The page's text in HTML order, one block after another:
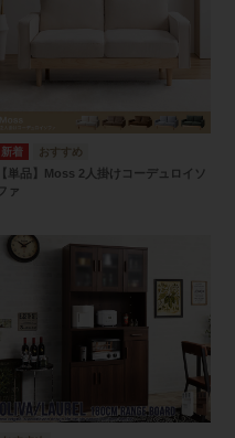
【単品】Moss 2人掛けコーデュロイソ
ファ